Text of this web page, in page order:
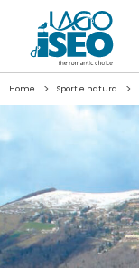
Home > Sport e natura >